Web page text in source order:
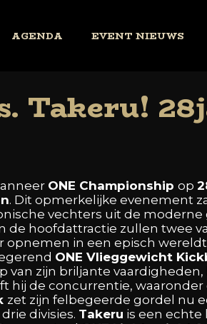
AGENDA EVENT NIEUWS
Takeru!
ONE Championship op
. Dit opmerkelijke evenement
vechters uit de moderne
de hoofdattractie zullen twee
opnemen in een episch
ONE Vlieggewicht
van zijn briljante vaardigheden,
hij de concurrentie, waaronder
zet zijn felbegeerde gordel nu
drie divisies. Takeru is een echte